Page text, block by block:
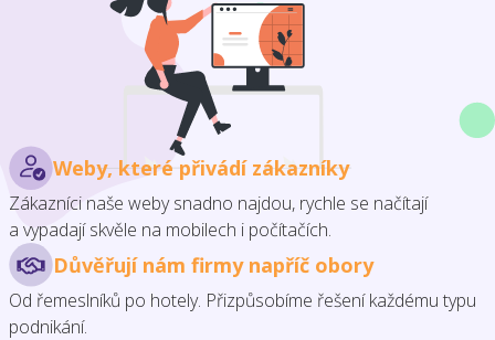
Weby, které přivádí zákazníky
Zákazníci naše weby snadno najdou, rychle se načítají
a vypadají skvěle na mobilech i počítačích.
Důvěřují nám firmy napříč obory
Od řemeslníků po hotely. Přizpůsobíme řešení každému typu
podnikání.